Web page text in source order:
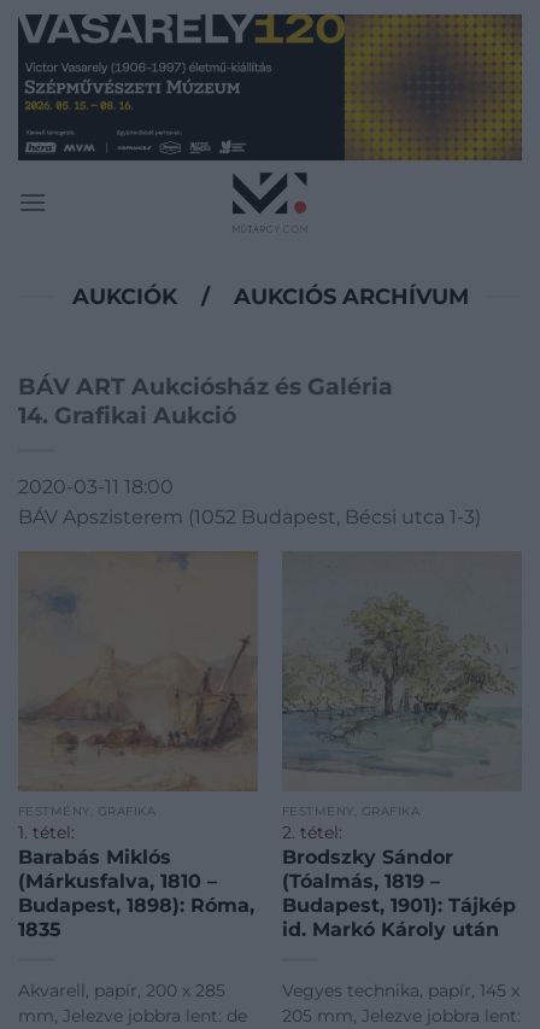
Skip
content
AUKCIÓK / AUKCIÓS ARCHÍVUM
BÁV ART Aukciósház és Galéria
14. Grafikai Aukció
2020-03-11 18:00
BÁV Apszisterem (1052 Budapest, Bécsi utca 1-3)
FESTMÉNY, GRAFIKA
1. tétel:
Barabás Miklós
(Márkusfalva, 1810 –
Budapest, 1898): Róma,
1835
Akvarell, papír, 200 x 285
mm, Jelezve jobbra lent: de
FESTMÉNY, GRAFIKA
2. tétel:
Brodszky Sándor
(Tóalmás, 1819 –
Budapest, 1901): Tájkép
id. Markó Károly után
Vegyes technika, papír, 145 x
205 mm, Jelezve jobbra lent: